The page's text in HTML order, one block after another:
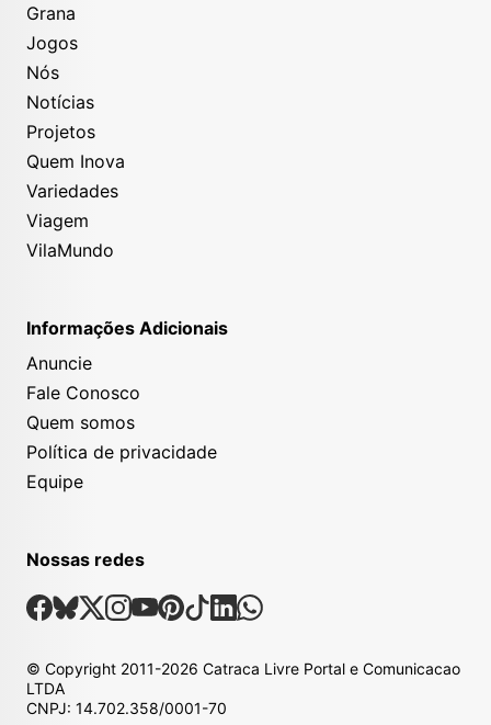
Grana
Jogos
Nós
Notícias
Projetos
Quem Inova
Variedades
Viagem
VilaMundo
Informações Adicionais
Anuncie
Fale Conosco
Quem somos
Política de privacidade
Equipe
Nossas redes
Nossas Redes Sociais
Facebook
Bsky
X Instagram
Youtube
Pinterest
TiktokLinkedin
Whatsapp
© Copyright 2011-2026 Catraca Livre Portal e Comunicacao
LTDA
CNPJ: 14.702.358/0001-70